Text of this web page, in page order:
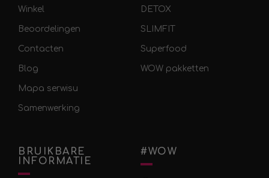
Winkel
Beoordelingen
Contacten
Blog
Mapa serwisu
Samenwerking
DETOX
SLIMFIT
Superfood
WOW pakketten
BRUIKBARE
INFORMATIE
#WOW